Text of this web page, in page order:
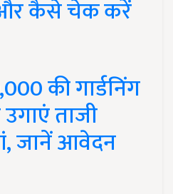
कैसे चेक करें
की गार्डनिंग
ताजी
जानें आवेदन